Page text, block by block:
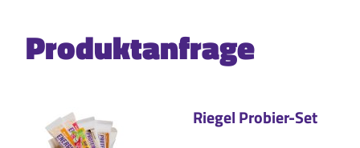
Produktanfrage
Riegel Probier-Set